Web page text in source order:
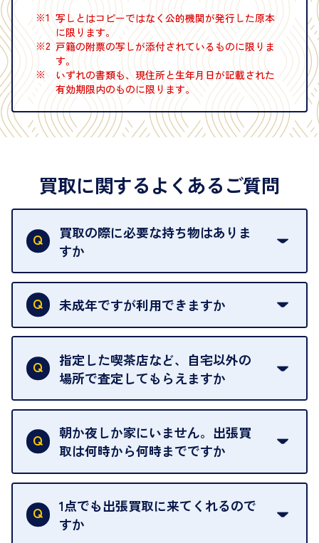
※1 写しとはコピーではなく公的機関が発行した原本
に限ります。
※2 戸籍の附票の写しが添付されているものに限りま
す。
※
いずれの書類も、現住所と生年月日が記載された
有効期限内のものに限ります。
買取に関するよくあるご質問
買取の際に必要な持ち物はありま
すか
本人確認書類をご用意ください。ご利用になれる書
類はこちらをご確認ください。
未成年ですが利用できますか
18歳未満の方は、保護者の同意があってもご利用い
ただけません。
指定した喫茶店など、自宅以外の
場所で査定してもらえますか
ご自宅以外での査定はお引き受けできません。ご指
定のお店や、ほかのお客様への迷惑となることが考
えられるためです。
朝か夜しか家にいません。出張買
取は何時から何時までですか
ご訪問可能時間は、10時から19時です。
ただし、お品物の種類や量によっては対応させてい
ただくことがあります。
1点でも出張買取に来てくれるので
すか